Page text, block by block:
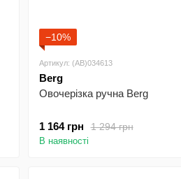
−10%
Артикул: (AB)034613
Berg
Овочерізка ручна Berg
1 294 грн
1 164 грн
В наявності